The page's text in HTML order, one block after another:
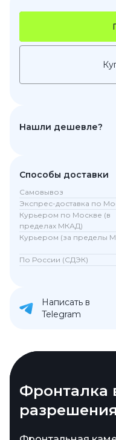
Нашли дешевле?
Способы доставки
Самовывоз
Экспрес-доставка по
Курьером по Москве (в
пределах МКАД)
Курьером (за пределы
По России (СДЭК)
Написать в
Telegram
Тройная
Основной сенсор
телевиком и
Фронталка
разрешения
Tensor G5 и
Семь лет
Pixel 10 Pro
поддержки ОС и